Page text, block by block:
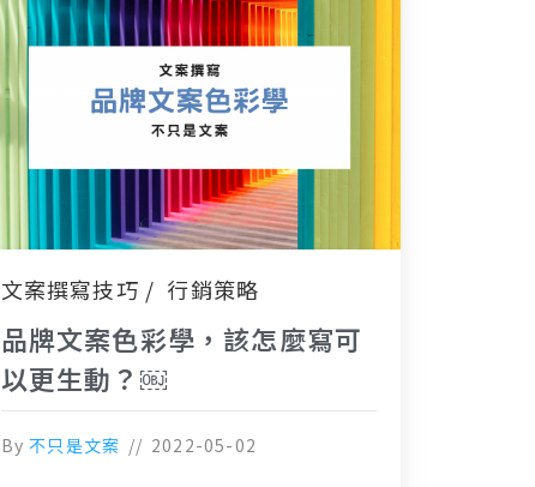
文案撰寫技巧 行銷策略
品牌文案色彩學，該怎麼寫可
以更生動？￼
By不只是文案 2022-05-02